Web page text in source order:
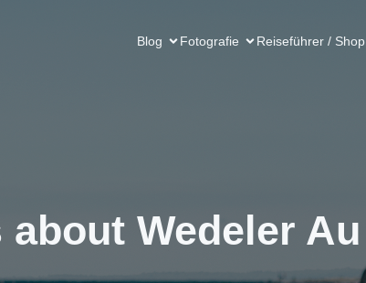
Blog Fotografie Reiseführer / Shop
about Wedeler Au